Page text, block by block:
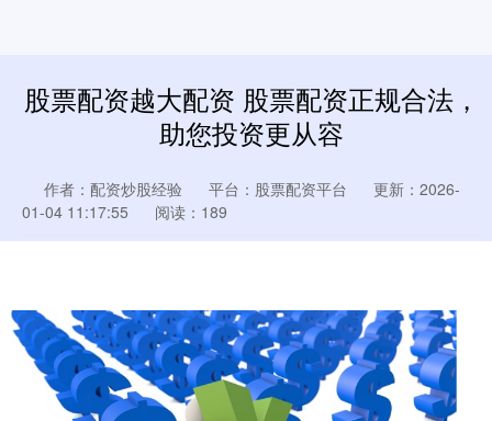
股票配资越大配资 股票配资正规合法，
助您投资更从容
作者：配资炒股经验 平台：股票配资平台
更新：2026-
01-04 11:17:55
阅读：189